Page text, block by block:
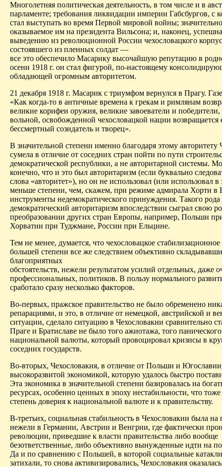
Многолетняя политическая деятельность, в том числе и в
парламенте; требования ликвидации империи Габсбургов, с
стал выступать во время Первой мировой войны;
оказываемое им на президента Вильсона; и, наконец,
выведению из революционной России чехословацкого
состоявшего из пленных солдат —
все это обеспечило Масарику высочайшую репутацию в
осени 1918 г. он стал фигурой, по-настоящему
обладающей огромным авторитетом.
21 декабря 1918 г. Масарик с триумфом вернулся в Прагу.
«Как когда-то в античные времена к грекам и римлянам
великие корифеи оружия, великие завоеватели и победители,
вольной, освобожденной чехословацкой нации возвращается
бессмертный созидатель и творец».
В значительной степени именно благодаря этому авторитету
сумела в отличие от соседних стран пойти по пути
демократиче­ской республики, а не авторитарной системы.
конечно, что и это был авторитаризм (если буквально
слова «авторитет»), но он не использовал (или использовал в
меньше степени, чем, скажем, при режиме адмирала Хорти в
инструменты недемократического принуждения. Такого рода
демократический авторитаризм впоследствии сыграл свою
преобразовании других стран Европы, например, Польши
Хорватии при Туджмане, России при Ельцине.
Тем не менее, думается, что чехословацкое стабилизационное
большей степени все же следствием объективно
благоприятных
обстоятельств, нежели результатом усилий отдельных, даже
профессиональных, политиков. В пользу нормального
сработало сразу несколько факторов.
Во-первых, пражское правительство не было обременено
репарациями, и это, в отличие от немецкой, австрийской и
ситуации, сделало ситуацию в Чехословакии сравнительно
Праге и Братиславе не было того ажиотажа, того
национальной валюты, который провоцировал кризисы в
соседних государств.
Во-вторых, Чехословакия, в отличие от Польши и
высокоразвитой экономикой, которую удалось быстро
Эта экономика в значительной степени базировалась на
ресурсах, особенно ценных в эпоху нестабильности, что
степень доверия к национальной валюте и к правительству.
В-третьих, социальная стабильность в Чехословакии была
нежели в Германии, Австрии и Венгрии, где фактически
революции, приведшие к власти правительства либо вообще
безответственные, либо объективно вынужденные идти на
Да и по сравнению с Польшей, в которой социальные
затихали, то снова активизировались, Чехословакия